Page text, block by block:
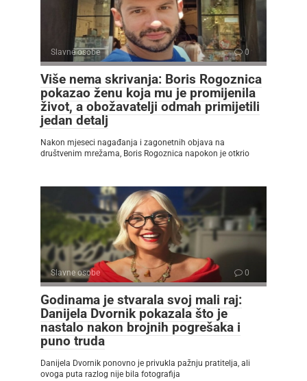
Slavne osobe 0
Više nema skrivanja: Boris Rogoznica
pokazao ženu koja mu je promijenila
život, a obožavatelji odmah primijetili
jedan detalj
Nakon mjeseci nagađanja i zagonetnih objava na
društvenim mrežama, Boris Rogoznica napokon je otkrio
Slavne osobe 0
Godinama je stvarala svoj mali raj:
Danijela Dvornik pokazala što je
nastalo nakon brojnih pogrešaka i
puno truda
Danijela Dvornik ponovno je privukla pažnju pratitelja, ali
ovoga puta razlog nije bila fotografija